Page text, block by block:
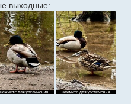
выходные: